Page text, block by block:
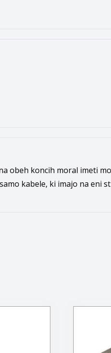
obeh koncih moral imeti
kabele, ki imajo na eni